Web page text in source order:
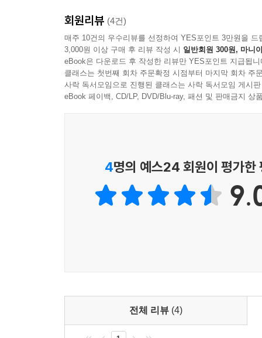
---「외딴섬의 우체통」중에서
첫 번째 책을 낸 후에 알았어요. 누군가 읽어야 책
고 불릴 수 있다는 것도요. 이 책이 완성되는 장면
---「작가의 말」중에서
조리했는지에 대해, 깨끗이 손질한 문장으로 풀어
작가만의 독특한 향신료까지 입혀 모든 글의 ’읽는
“어디로 가야 하는지 모르는 사람은 운동장 돌
향하겠지만, 오직 집을 벗어나기 위한 외출이었
자주 서성였다. 나의 걸음은 모험이 아니라 방황이
“인생은 마라톤이라는 말을 들으면 힘이 빠졌다.
달려야 하는 단 한 번의 경기란 최악이다. 시작
“솔직하게 고백해볼까. 첫 번째 책이 사랑 받
이겨버리는 상황은 자주 찾아왔다. 다양한 주제
회원리뷰 (4건)
매주 10건의 우수리뷰를 선정하여 YES포인트 3만원을 드
3,000원 이상 구매 후 리뷰 작성 시 일반회원 300원, 마니
eBook은 다운로드 후 작성한 리뷰만 YES포인트 지급됩니
클래스는 첫번째 회차 주문확정 시점부터 마지막 회차 주
사락 독서모임으로 진행된 클래스는 사락 독서모임 게시
eBook 페이백, CD/LP, DVD/Blu-ray, 패션 및 판매금지 상
4명의 예스24 회원이 평가한
전체 리뷰 (4)